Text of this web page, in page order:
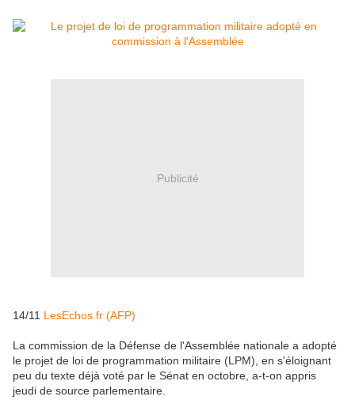
Publicité
14/11 LesEchos.fr (AFP)
La commission de la Défense de l'Assemblée nationale a adopté
le projet de loi de programmation militaire (LPM), en s'éloignant
peu du texte déjà voté par le Sénat en octobre, a-t-on appris
jeudi de source parlementaire.